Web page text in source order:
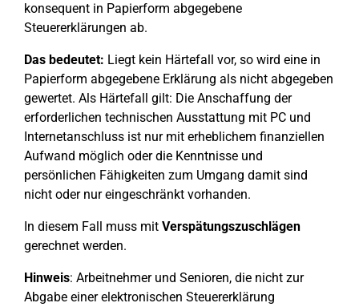
konsequent in Papierform abgegebene
Steuererklärungen ab.
Das bedeutet: Liegt kein Härtefall vor, so wird eine in
Papierform abgegebene Erklärung als nicht abgegeben
gewertet. Als Härtefall gilt: Die Anschaffung der
erforderlichen technischen Ausstattung mit PC und
Internetanschluss ist nur mit erheblichem finanziellen
Aufwand möglich oder die Kenntnisse und
persönlichen Fähigkeiten zum Umgang damit sind
nicht oder nur eingeschränkt vorhanden.
In diesem Fall muss mit Verspätungszuschlägen
gerechnet werden.
Hinweis: Arbeitnehmer und Senioren, die nicht zur
Abgabe einer elektronischen Steuererklärung